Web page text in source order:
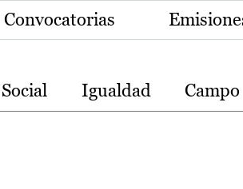
Convocatorias
Social Igualdad Campo